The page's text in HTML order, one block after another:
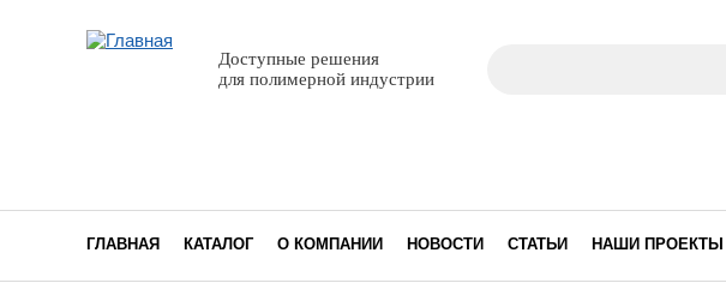
Доступные решения
для полимерной индустрии
ГЛАВНАЯ КАТАЛОГ О КОМПАНИИ НОВОСТИ СТАТЬИ НАШИ ПРОЕКТЫ